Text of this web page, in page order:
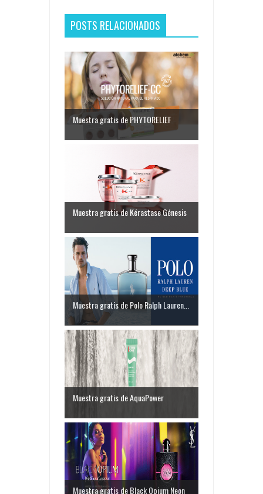
POSTS RELACIONADOS
Muestra gratis de PHYTORELIEF
Muestra gratis de Kérastase Génesis
Muestra gratis de Polo Ralph Lauren...
Muestra gratis de AquaPower
Muestra gratis de Black Opium Neon